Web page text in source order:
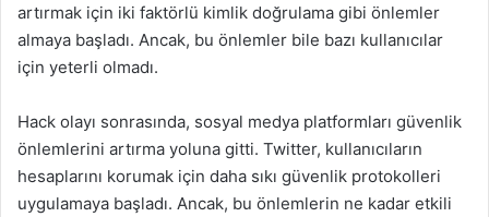
artırmak için iki faktörlü kimlik doğrulama gibi önlemler
almaya başladı. Ancak, bu önlemler bile bazı kullanıcılar
için yeterli olmadı.
Hack olayı sonrasında, sosyal medya platformları güvenlik
önlemlerini artırma yoluna gitti. Twitter, kullanıcıların
hesaplarını korumak için daha sıkı güvenlik protokolleri
uygulamaya başladı. Ancak, bu önlemlerin ne kadar etkili